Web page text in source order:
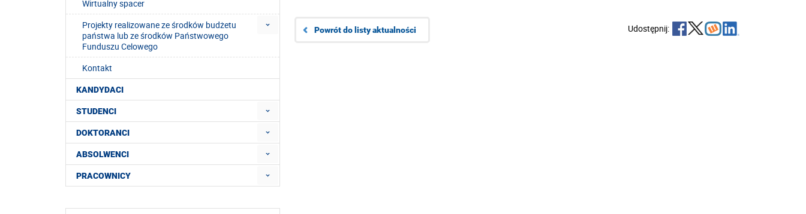
Udostępnij:
Powrót do listy aktualności
Wirtualny spacer
Projekty realizowane ze środków budżetu
państwa lub ze środków Państwowego
Funduszu Celowego
Kontakt
KANDYDACI
STUDENCI
DOKTORANCI
ABSOLWENCI
PRACOWNICY